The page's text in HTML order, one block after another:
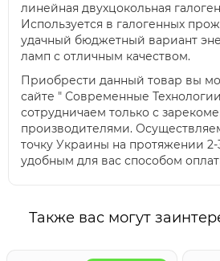
линейная двухцокольная
Используется в галогенных
удачный бюджетный вариант
ламп с отличным качеством.
Приобрести данный товар вы
сайте " Современные
сотрудничаем только с
производителями.
точку Украины на протяжении
удобным для вас способом
Также вас могут